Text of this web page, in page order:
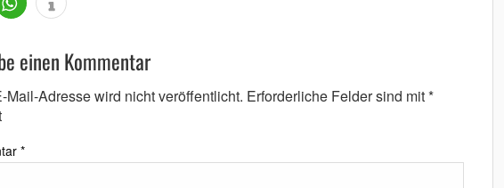
einen Kommentar
Mail-Adresse wird nicht veröffentlicht. Erforderliche Felder sind mit*
*